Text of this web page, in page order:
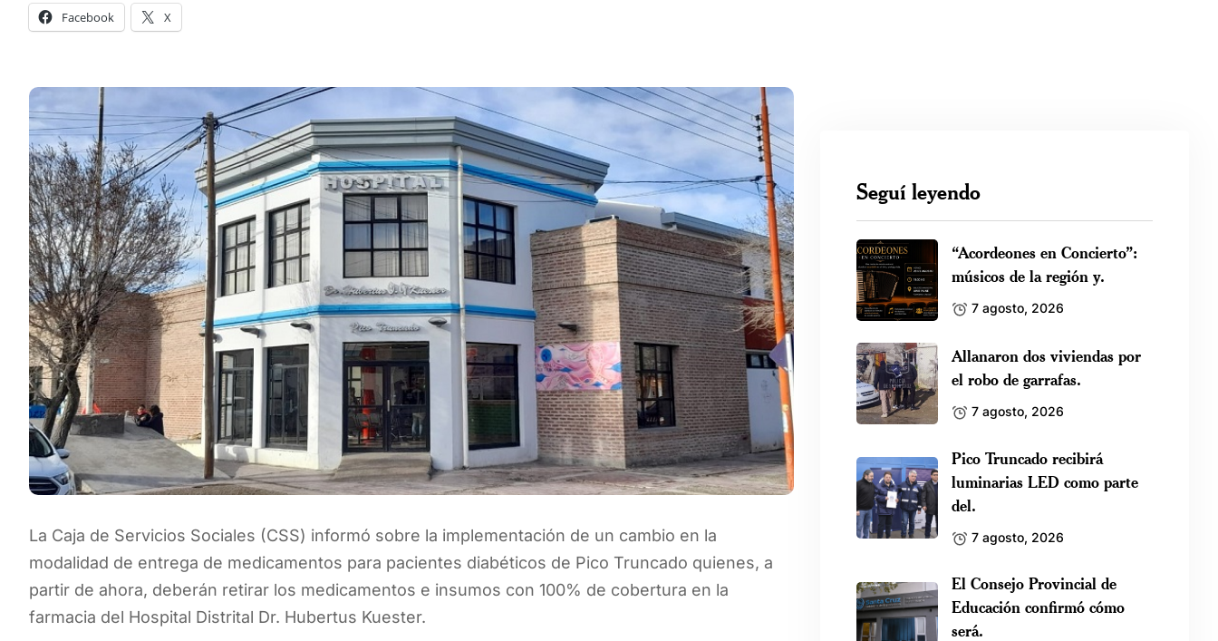
Facebook X
La Caja de Servicios Sociales (CSS) informó sobre la implementación de un cambio en la
modalidad de entrega de medicamentos para pacientes diabéticos de Pico Truncado quienes, a
partir de ahora, deberán retirar los medicamentos e insumos con 100% de cobertura en la
farmacia del Hospital Distrital Dr. Hubertus Kuester.
Seguí leyendo
“Acordeones en Concierto”:
músicos de la región y.
7 agosto, 2026
Allanaron dos viviendas por
el robo de garrafas.
7 agosto, 2026
Pico Truncado recibirá
luminarias LED como parte
del.
7 agosto, 2026
El Consejo Provincial de
Educación confirmó cómo
será.